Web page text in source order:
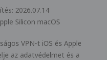
2026.07.14
Silicon macOS
VPN-t iOS és Apple
az adatvédelmet és a